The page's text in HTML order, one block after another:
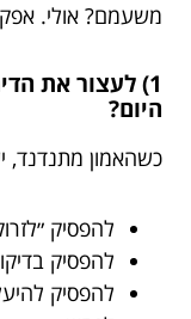
משעמם? אולי.
1) לעצור את
היום?
כשהאמון מתנדנד,
להפסיק
להפסיק
להפסיק